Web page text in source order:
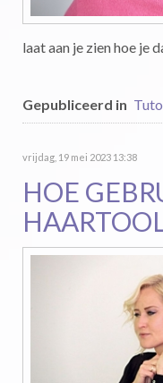
laat aan je zien hoe je
Gepubliceerd in
vrijdag, 19 mei 2023 13:38
HOE